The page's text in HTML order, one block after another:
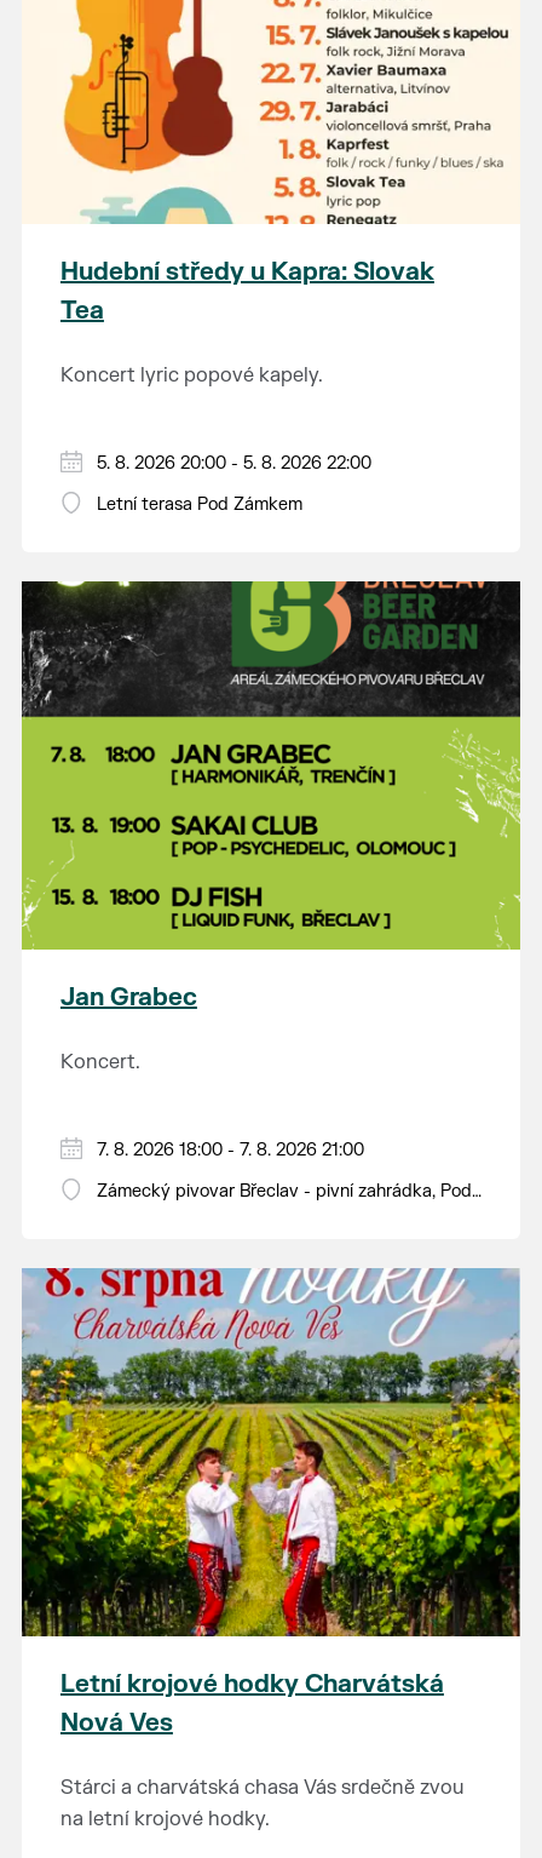
Hudební středy u Kapra: Slovak
Tea
Koncert lyric popové kapely.
5. 8. 2026 20:00 - 5. 8. 2026 22:00
Letní terasa Pod Zámkem
Jan Grabec
Koncert.
7. 8. 2026 18:00 - 7. 8. 2026 21:00
Zámecký pivovar Břeclav - pivní zahrádka, Pod
Letní krojové hodky Charvátská
Nová Ves
Stárci a charvátská chasa Vás srdečně zvou
na letní krojové hodky.